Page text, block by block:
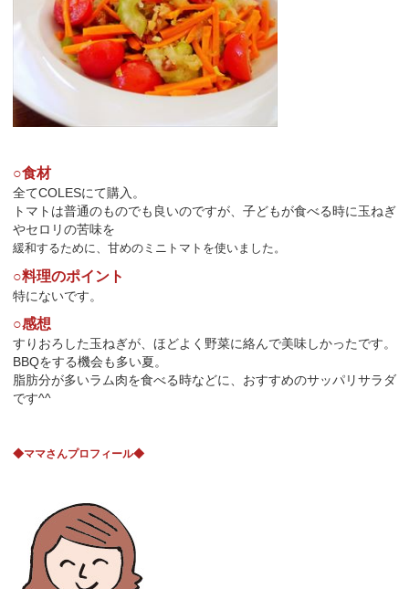
○食材
全てCOLESにて購入。
トマトは普通のものでも良いのですが、子どもが食べる時に玉ねぎ
やセロリの苦味を
緩和するために、 甘めのミニトマトを使いました。
○料理のポイント
特にないです。
○感想
すりおろした玉ねぎが、ほどよく野菜に絡んで美味しかったです。
BBQをする機会も多い夏。
脂肪分が多いラム肉を食べる時などに、おすすめのサッパリサラダ
です^^
◆ママさんプロフィール◆